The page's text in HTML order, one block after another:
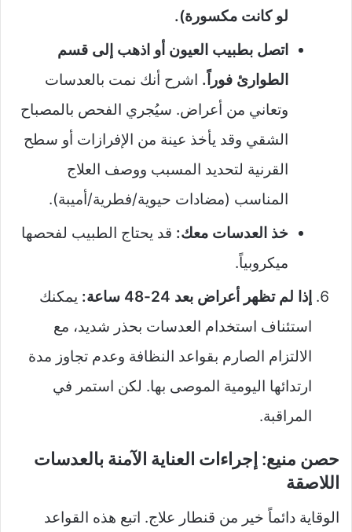
لو كانت مكسورة).
اتصل بطبيب العيون أو اذهب إلى قسم
الطوارئ فوراً. اشرح أنك نمت بالعدسات
وتعاني من أعراض. سيُجري الفحص بالمصباح
الشقي وقد يأخذ عينة من الإفرازات أو سطح
القرنية لتحديد المسبب ووصف العلاج
المناسب (مضادات حيوية/فطرية/أميبة).
خذ العدسات معك: قد يحتاج الطبيب لفحصها
ميكروبياً.
إذا لم تظهر أعراض بعد 24-48 ساعة:
يمكنك
استئناف استخدام العدسات بحذر شديد، مع
الالتزام الصارم بقواعد النظافة وعدم تجاوز مدة
ارتدائها اليومية الموصى بها. لكن استمر في
المراقبة.
حصن منيع: إجراءات العناية الآمنة بالعدسات
اللاصقة
الوقاية دائماً خير من قنطار علاج. اتبع هذه القواعد